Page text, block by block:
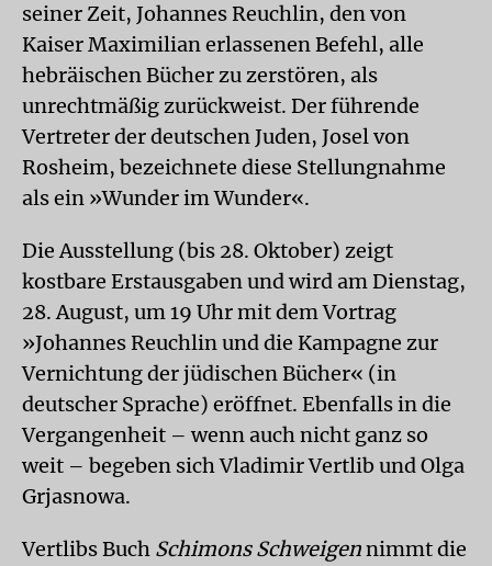
seiner Zeit, Johannes Reuchlin, den von
Kaiser Maximilian erlassenen Befehl, alle
hebräischen Bücher zu zerstören, als
unrechtmäßig zurückweist. Der führende
Vertreter der deutschen Juden, Josel von
Rosheim, bezeichnete diese Stellungnahme
als ein »Wunder im Wunder«.
Die Ausstellung (bis 28. Oktober) zeigt
kostbare Erstausgaben und wird am Dienstag,
28. August, um 19 Uhr mit dem Vortrag
»Johannes Reuchlin und die Kampagne zur
Vernichtung der jüdischen Bücher« (in
deutscher Sprache) eröffnet. Ebenfalls in die
Vergangenheit – wenn auch nicht ganz so
weit – begeben sich Vladimir Vertlib und Olga
Grjasnowa.
Vertlibs Buch Schimons Schweigennimmt die